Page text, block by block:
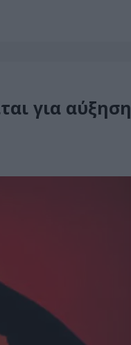
για αύξηση